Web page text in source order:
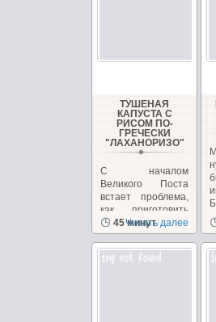
ТУШЕНАЯ
КАПУСТА С
РИСОМ ПО-
ГРЕЧЕСКИ
"ЛАХАНОРИЗО"
С началом
Великого Поста
встает проблема,
как приготовить
вкусные и
питательные...
45 минут
Читать далее